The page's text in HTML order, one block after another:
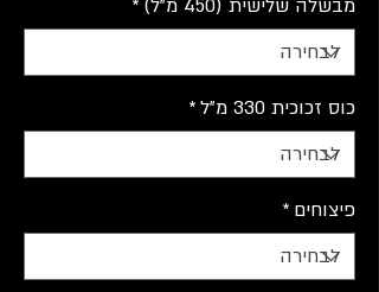
מבשלה שלישית (450 מ"ל) *
כוס זכוכית 330 מ"ל *
פיצוחים *